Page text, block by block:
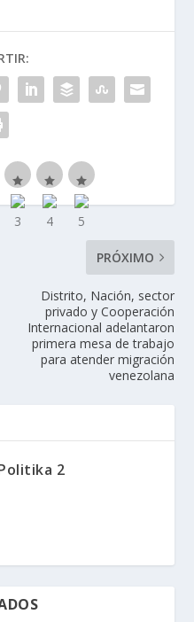
PRÓXIMO
Distrito, Nación, sector
privado y Cooperación
Internacional adelantaron
primera mesa de trabajo
para atender migración
venezolana
2